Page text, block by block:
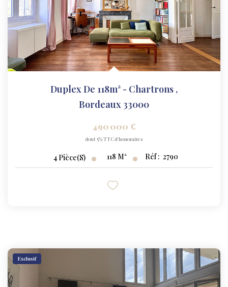
Duplex De 118m² - Chartrons ,
Bordeaux 33000
490 000 €
dont 5% TTC d'honoraires
4 Pièce(s) 118 M² Réf : 2790
Exclusif